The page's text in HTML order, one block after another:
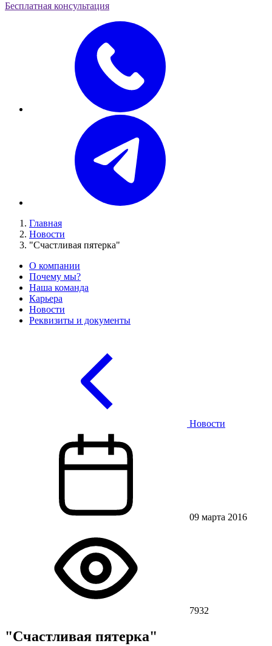
Бесплатная консультация
Главная
Новости
"Счастливая пятерка"
О компании
Почему мы?
Наша команда
Карьера
Новости
Реквизиты и документы
Новости
09 марта 2016
7932
"Счастливая пятерка"